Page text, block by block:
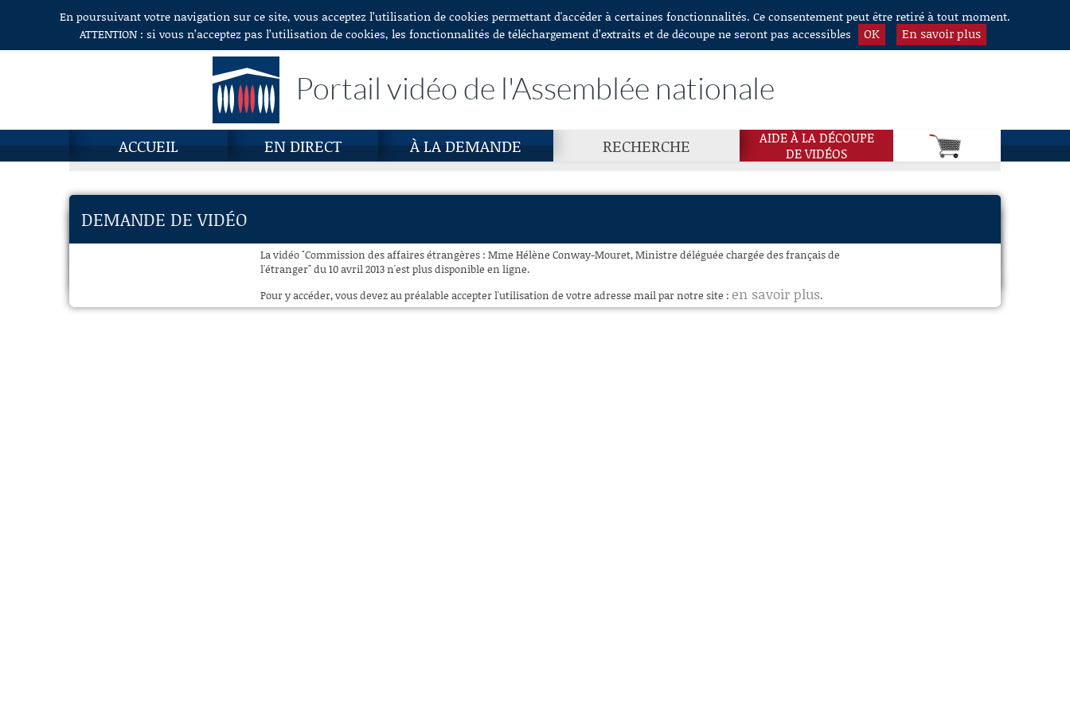
Aller au contenuEn poursuivant votre navigation sur ce site, vous acceptez l’utilisation de cookies permettant d'accéder à certaines fonctionnalités. Ce consentement peut être retiré à tout moment.
ATTENTION : si vous n’acceptez pas l’utilisation de cookies, les fonctionnalités de téléchargement d’extraits et de découpe ne seront pas accessibles
OK En savoir plus
Portail vidéo de l'Assemblée nationale
ACCUEIL EN DIRECT À LA DEMANDE RECHERCHE
AIDE À LA DÉCOUPE
DE VIDÉOS
DEMANDE DE VIDÉO
La vidéo "Commission des affaires étrangères : Mme Hélène Conway-Mouret, Ministre déléguée chargée des français de
l'étranger" du 10 avril 2013 n'est plus disponible en ligne.
Pour y accéder, vous devez au préalable accepter l'utilisation de votre adresse mail par notre site : en savoir plus.